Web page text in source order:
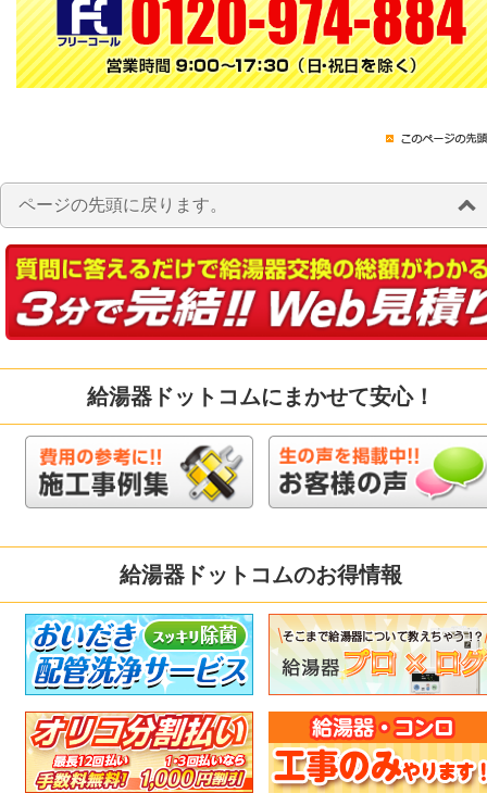
ページの先頭に戻ります。
給湯器ドットコムにまかせて安心！
給湯器ドットコムのお得情報